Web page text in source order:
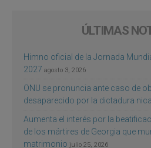
ÚLTIMAS
Himno oficial de la Jornada
2027 agosto 3, 2026
ONU se pronuncia ante caso de
desaparecido por la dictadura
Aumenta el interés por la
de los mártires de Georgia que
matrimonio julio 25, 2026